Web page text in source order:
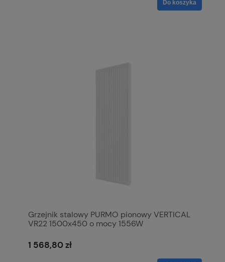
Do koszyka
Grzejnik stalowy PURMO pionowy VERTICAL
VR22 1500x450 o mocy 1556W
1 568,80 zł